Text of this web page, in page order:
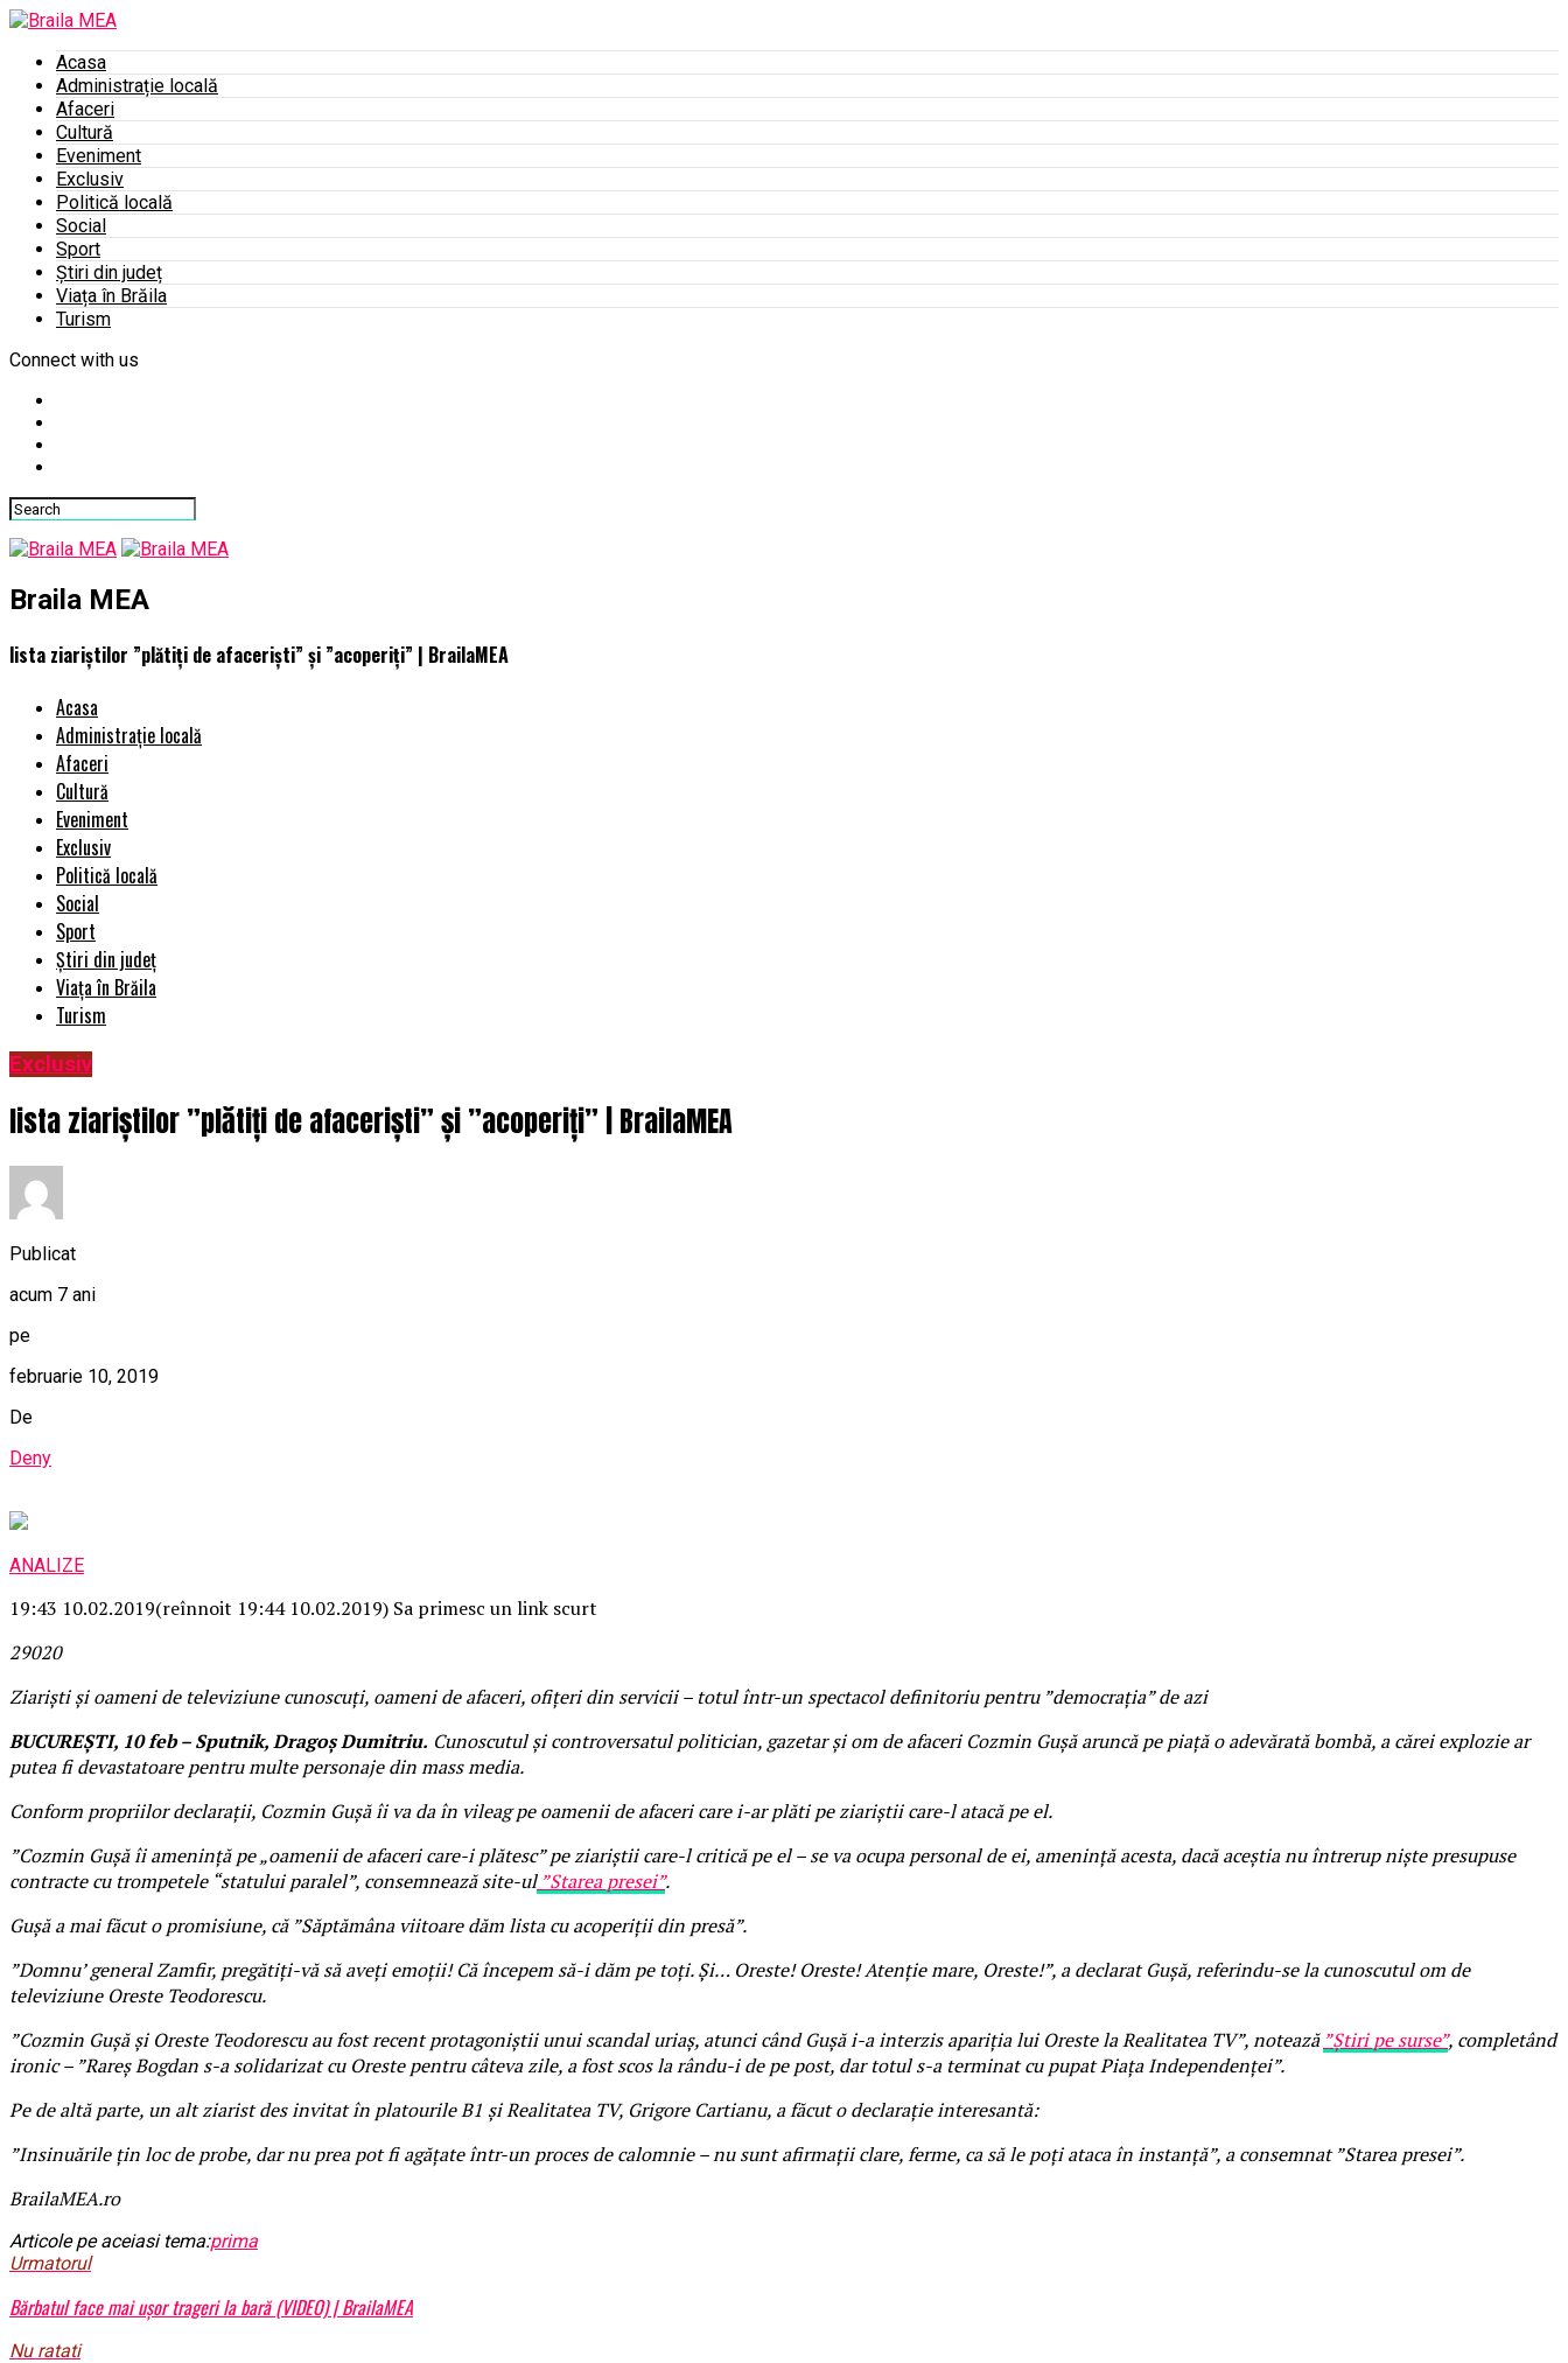
Acasa
Administrație locală
Afaceri
Cultură
Eveniment
Exclusiv
Politică locală
Social
Sport
Știri din județ
Viața în Brăila
Turism
Connect with us
Braila MEA
lista ziariștilor ”plătiți de afaceriști” și ”acoperiți” | BrailaMEA
Acasa
Administrație locală
Afaceri
Cultură
Eveniment
Exclusiv
Politică locală
Social
Sport
Știri din județ
Viața în Brăila
Turism
Exclusiv
lista ziariștilor ”plătiți de afaceriști” și ”acoperiți” | BrailaMEA
Publicat
acum 7 ani
pe
februarie 10, 2019
De
Deny
ANALIZE
19:43 10.02.2019(reînnoit 19:44 10.02.2019) Sa primesc un link scurt
29020
Ziariști și oameni de televiziune cunoscuți, oameni de afaceri, ofițeri din servicii – totul într-un spectacol definitoriu pentru ”democrația” de azi
BUCUREȘTI, 10 feb – Sputnik, Dragoș Dumitriu. Cunoscutul și controversatul politician, gazetar și om de afaceri Cozmin Gușă aruncă pe piață o adevărată bombă, a cărei explozie ar
putea fi devastatoare pentru multe personaje din mass media.
Conform propriilor declarații, Cozmin Guşă îi va da în vileag pe oamenii de afaceri care i-ar plăti pe ziariștii care-l atacă pe el.
”Cozmin Guşă îi amenință pe „oamenii de afaceri care-i plătesc” pe ziariștii care-l critică pe el – se va ocupa personal de ei, ameninţă acesta, dacă aceştia nu întrerup nişte presupuse
contracte cu trompetele “statului paralel”, consemnează site-ul”Starea presei”.
Gușă a mai făcut o promisiune, că ”Săptămâna viitoare dăm lista cu acoperiții din presă”.
”Domnu’ general Zamfir, pregătiți-vă să aveți emoții! Că începem să-i dăm pe toți. Și… Oreste! Oreste! Atenție mare, Oreste!”, a declarat Gușă, referindu-se la cunoscutul om de
televiziune Oreste Teodorescu.
”Cozmin Gușă și Oreste Teodorescu au fost recent protagoniștii unui scandal uriaș, atunci când Gușă i-a interzis apariția lui Oreste la Realitatea TV”, notează ”Știri pe surse”, completând
ironic – ”Rareș Bogdan s-a solidarizat cu Oreste pentru câteva zile, a fost scos la rându-i de pe post, dar totul s-a terminat cu pupat Piața Independenței”.
Pe de altă parte, un alt ziarist des invitat în platourile B1 și Realitatea TV, Grigore Cartianu, a făcut o declarație interesantă:
”Insinuările țin loc de probe, dar nu prea pot fi agățate într-un proces de calomnie – nu sunt afirmații clare, ferme, ca să le poți ataca în instanță”, a consemnat ”Starea presei”.
BrailaMEA.ro
Articole pe aceiasi tema:prima
Urmatorul
Bărbatul face mai uşor trageri la bară (VIDEO) | BrailaMEA
Nu ratati